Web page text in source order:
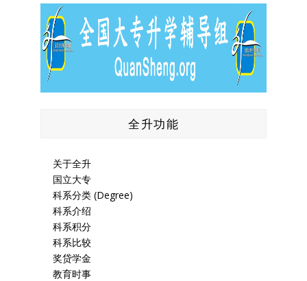
全升功能
关于全升
国立大专
科系分类 (Degree)
科系介绍
科系积分
科系比较
奖贷学金
教育时事